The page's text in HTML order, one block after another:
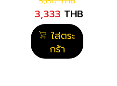
3,333 THB
ใส่ตระ
กร้า